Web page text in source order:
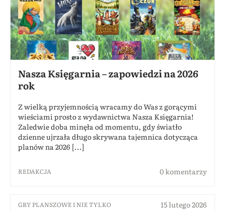
Nasza Księgarnia – zapowiedzi na 2026
rok
Z wielką przyjemnością wracamy do Was z gorącymi
wieściami prosto z wydawnictwa Nasza Księgarnia!
Zaledwie doba minęła od momentu, gdy światło
dzienne ujrzała długo skrywana tajemnica dotycząca
planów na 2026 [...]
REDAKCJA 0 komentarzy
GRY PLANSZOWE I NIE TYLKO 15 lutego 2026